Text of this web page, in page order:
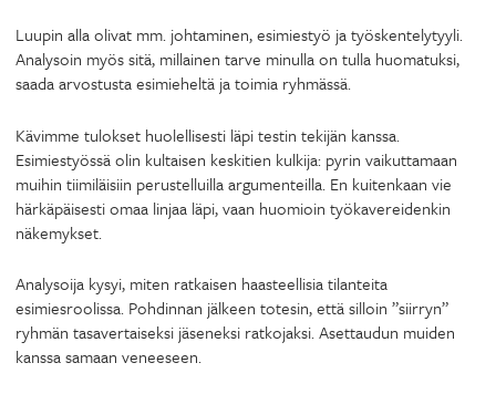
Luupin alla olivat mm. johtaminen, esimiestyö ja työskentelytyyli.
Analysoin myös sitä, millainen tarve minulla on tulla huomatuksi,
saada arvostusta esimieheltä ja toimia ryhmässä.
Kävimme tulokset huolellisesti läpi testin tekijän kanssa.
Esimiestyössä olin kultaisen keskitien kulkija: pyrin vaikuttamaan
muihin tiimiläisiin perustelluilla argumenteilla. En kuitenkaan vie
härkäpäisesti omaa linjaa läpi, vaan huomioin työkavereidenkin
näkemykset.
Analysoija kysyi, miten ratkaisen haasteellisia tilanteita
esimiesroolissa. Pohdinnan jälkeen totesin, että silloin ”siirryn”
ryhmän tasavertaiseksi jäseneksi ratkojaksi. Asettaudun muiden
kanssa samaan veneeseen.